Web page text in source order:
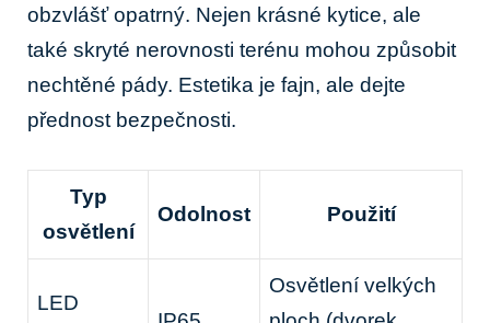
obzvlášť opatrný. ​Nejen krásné kytice, ale
také skryté nerovnosti terénu mohou způsobit⁢
nechtěné pády. Estetika je fajn, ale dejte
přednost‌ bezpečnosti.
Typ
osvětlení
Odolnost Použití
LED
Osvětlení velkých